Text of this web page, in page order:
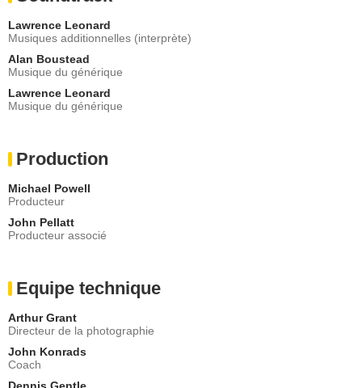
Lawrence Leonard
Musiques additionnelles (interprète)
Alan Boustead
Musique du générique
Lawrence Leonard
Musique du générique
Production
Michael Powell
Producteur
John Pellatt
Producteur associé
Equipe technique
Arthur Grant
Directeur de la photographie
John Konrads
Coach
Dennis Gentle